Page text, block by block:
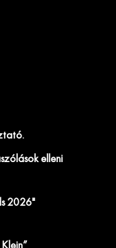
elleni
2026"